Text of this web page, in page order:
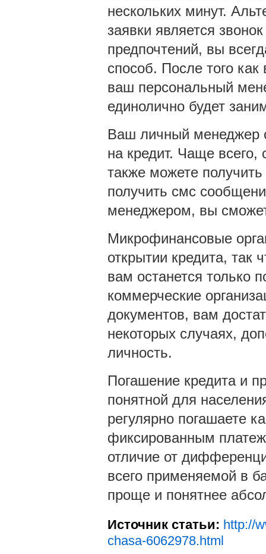
нескольких минут.
заявки является
предпочтений, вы
способ. После того
ваш персональный
единолично будет
Ваш личный менеджер
на кредит. Чаще
также можете
получить смс
менеджером, вы
Микрофинансовые
открытии кредита, так
вам останется только
коммерческие
документов, вам
некоторых случаях,
личность.
Погашение кредита и
понятной для
регулярно погашаете
фиксированным
отличие от
всего применяемой в
проще и понятнее
Источник статьи: http://
chasa-6062978.html